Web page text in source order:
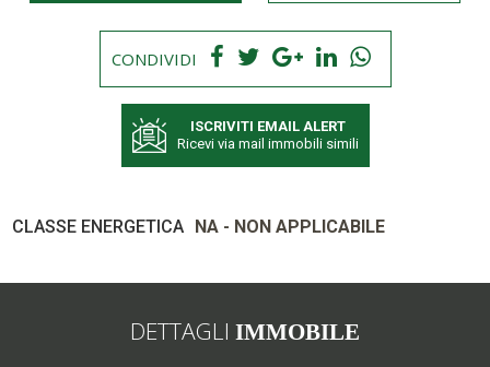
CONDIVIDI
ISCRIVITI EMAIL ALERT
Ricevi via mail immobili simili
CLASSE ENERGETICA NA - NON APPLICABILE
DETTAGLI IMMOBILE